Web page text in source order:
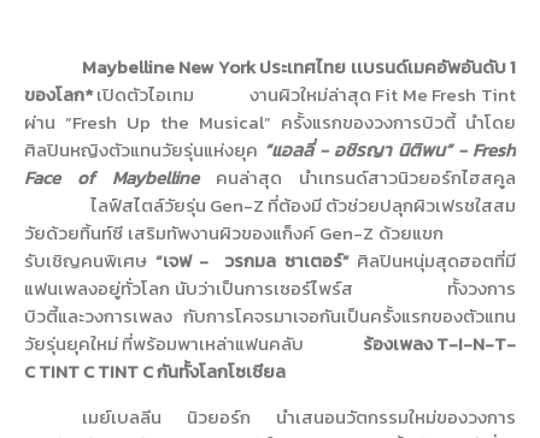
Maybelline New Yorkประเทศไทย เเบรนด์เมคอัพอันดับ1
ของโลก*เปิดตัวไอเทม งานผิวใหม่ล่าสุด Fit Me Fresh Tint
ผ่าน “Fresh Up the Musical” ครั้งแรกของวงการบิวตี้ นำโดย
ศิลปินหญิงตัวแทนวัยรุ่นแห่งยุค “แอลลี่ - อชิรญา นิติพน” - Fresh
Face of Maybelline
คนล่าสุด นำเทรนด์สาวนิวยอร์กไฮสคูล
ไลฟ์สไตล์วัยรุ่น Gen-Z ที่ต้องมี ตัวช่วยปลุกผิวเฟรชใสสม
วัยด้วยทิ้นท์ซี เสริมทัพงานผิวของแก็งค์Gen-Z ด้วยแขก
รับเชิญคนพิเศษ “เจฟ - วรกมล ซาเตอร์”ศิลปินหนุ่มสุดฮอตที่มี
แฟนเพลงอยู่ทั่วโลก นับว่าเป็นการเซอร์ไพร์ส
ทั้งวงการ
บิวตี้และวงการเพลง กับการโคจรมาเจอกันเป็นครั้งแรกของตัวแทน
วัยรุ่นยุคใหม่ ที่พร้อมพาเหล่าแฟนคลับ
ร้องเพลงT-I-N-T-
C TINT C TINT Cกันทั้งโลกโซเชียล
เมย์เบลลีน นิวยอร์ก นำเสนอนวัตกรรมใหม่ของวงการ